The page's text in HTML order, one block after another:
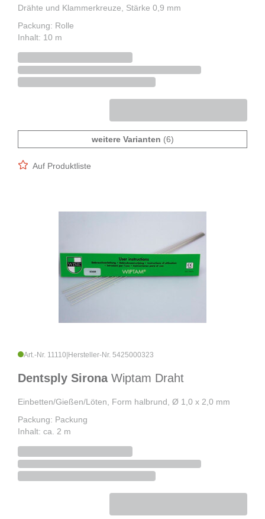
Drähte und Klammerkreuze, Stärke 0,9 mm
Packung: Rolle
Inhalt: 10 m
weitere Varianten (6)
Auf Produktliste
Art.-Nr. 11110 Hersteller-Nr. 5425000323
Dentsply Sirona Wiptam Draht
Einbetten/Gießen/Löten, Form halbrund, Ø 1,0 x 2,0 mm
Packung: Packung
Inhalt: ca. 2 m